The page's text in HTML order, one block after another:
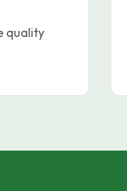
quality